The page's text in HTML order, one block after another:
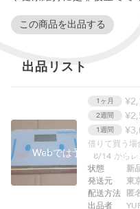
この商品を出品する
出品リスト
Webでは予約できませ
1ヶ月
2週間
1週間
借りて買う
8/14 から
状態
発送元
配送方法
出品者
新
東
匿